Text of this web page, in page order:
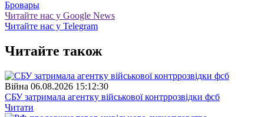
Бровары
Читайте нас у Google News
Читайте нас у Telegram
Читайте також
Війна 06.08.2026 15:12:30
СБУ затримала агентку військової контррозвідки фсб
Читати